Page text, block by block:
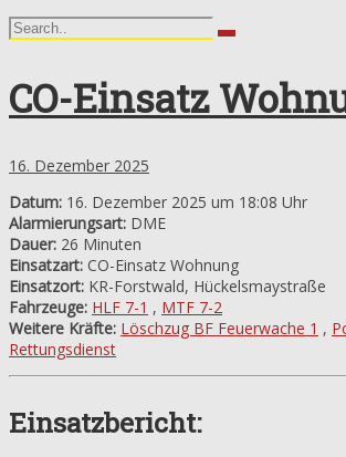
CO-Einsatz
16. Dezember 2025
Datum: 16. Dezember 2025 um 18:08 Uhr
Alarmierungsart: DME
Dauer: 26 Minuten
Einsatzart: CO-Einsatz Wohnung
Einsatzort: KR-Forstwald, Hückelsmaystraße
Fahrzeuge: HLF 7-1 , MTF 7-2
Weitere Kräfte: Löschzug BF Feuerwache 1 ,
Rettungsdienst
Einsatzbericht: